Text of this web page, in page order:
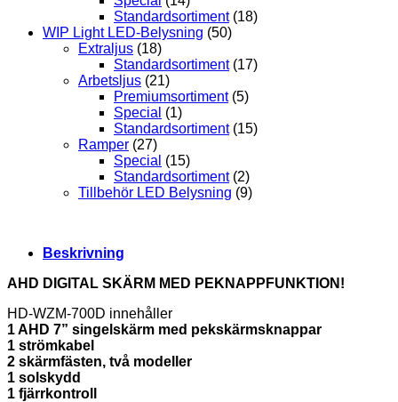
Standardsortiment (18)
WIP Light LED-Belysning (50)
Extraljus (18)
Standardsortiment (17)
Arbetsljus (21)
Premiumsortiment (5)
Special (1)
Standardsortiment (15)
Ramper (27)
Special (15)
Standardsortiment (2)
Tillbehör LED Belysning (9)
Beskrivning
AHD DIGITAL SKÄRM MED PEKNAPPFUNKTION!
HD-WZM-700D innehåller
1 AHD 7” singelskärm med pekskärmsknappar
1 strömkabel
2 skärmfästen, två modeller
1 solskydd
1 fjärrkontroll